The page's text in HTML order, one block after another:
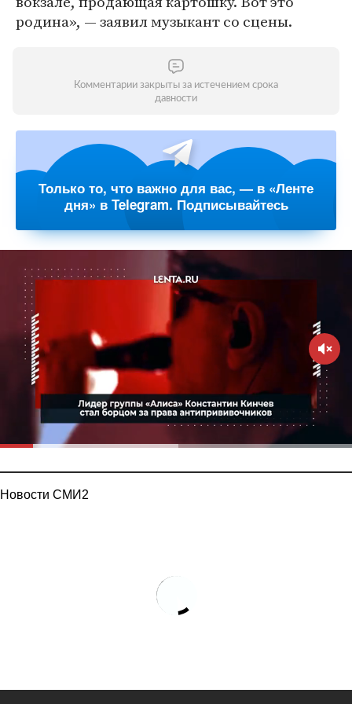
родина», — заявил музыкант со сцены.
Комментарии закрыты за истечением срока
давности
Только то, что важно для вас, — в «Ленте
дня» в Telegram. Подписывайтесь
Новости СМИ2